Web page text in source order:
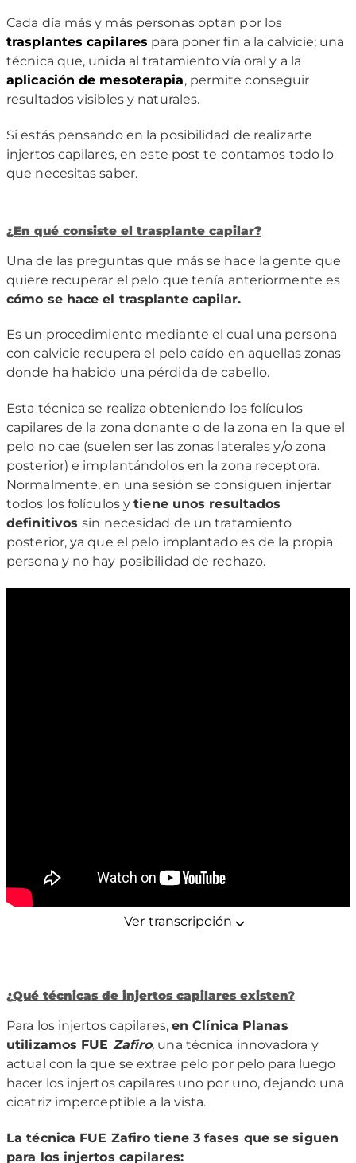
Cada día más y más personas optan por los
trasplantes capilares para poner fin a la calvicie; una
técnica que, unida al tratamiento vía oral y a la
aplicación de mesoterapia, permite conseguir
resultados visibles y naturales.
Si estás pensando en la posibilidad de realizarte
injertos capilares, en este post te contamos todo lo
que necesitas saber.
¿En qué consiste el trasplante capilar?
Una de las preguntas que más se hace la gente que
quiere recuperar el pelo que tenía anteriormente es
cómo se hace el trasplante capilar.
Es un procedimiento mediante el cual una persona
con calvicie recupera el pelo caído en aquellas zonas
donde ha habido una pérdida de cabello.
Esta técnica se realiza obteniendo los folículos
capilares de la zona donante o de la zona en la que el
pelo no cae (suelen ser las zonas laterales y/o zona
posterior) e implantándolos en la zona receptora.
Normalmente, en una sesión se consiguen injertar
todos los folículos ytiene unos resultados
definitivossin necesidad de un tratamiento
posterior, ya que el pelo implantado es de la propia
persona y no hay posibilidad de rechazo.
Ver transcripción
¿Qué técnicas de injertos capilares existen?
Para los injertos capilares, en Clínica Planas
utilizamos FUE Zafiro, una técnica innovadora y
actual con la que se extrae pelo por pelo para luego
hacer los injertos capilares uno por uno, dejando una
cicatriz imperceptible a la vista.
La técnica FUE Zafiro tiene 3 fases que se siguen
para los injertos capilares: